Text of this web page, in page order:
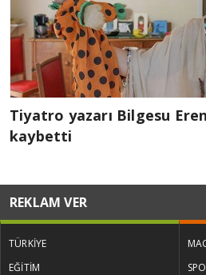
Tiyatro yazarı Bilgesu
kaybetti
REKLAM VER
TÜRKİYE
EĞİTİM